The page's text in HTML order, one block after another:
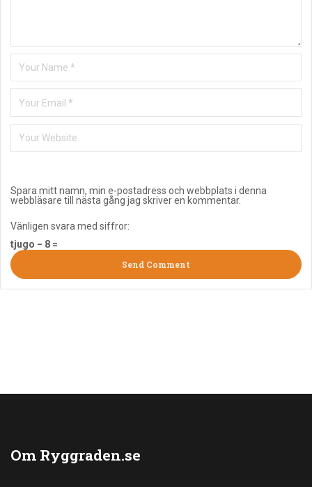
Spara mitt namn, min e-postadress och webbplats i denna
webbläsare till nästa gång jag skriver en kommentar.
Vänligen svara med siffror:
tjugo − 8 =
Om Ryggraden.se